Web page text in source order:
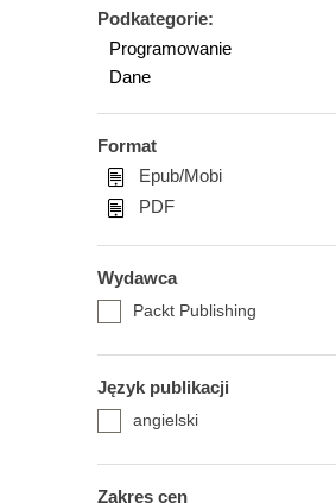
Podkategorie:
Programowanie
Dane
Format
Epub/Mobi
PDF
Wydawca
Packt Publishing
Język publikacji
angielski
Zakres cen